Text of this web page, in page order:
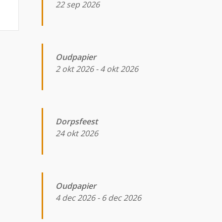
22 sep 2026
Oudpapier
2 okt 2026-4 okt 2026
Dorpsfeest
24 okt 2026
Oudpapier
4 dec 2026- 6 dec 2026